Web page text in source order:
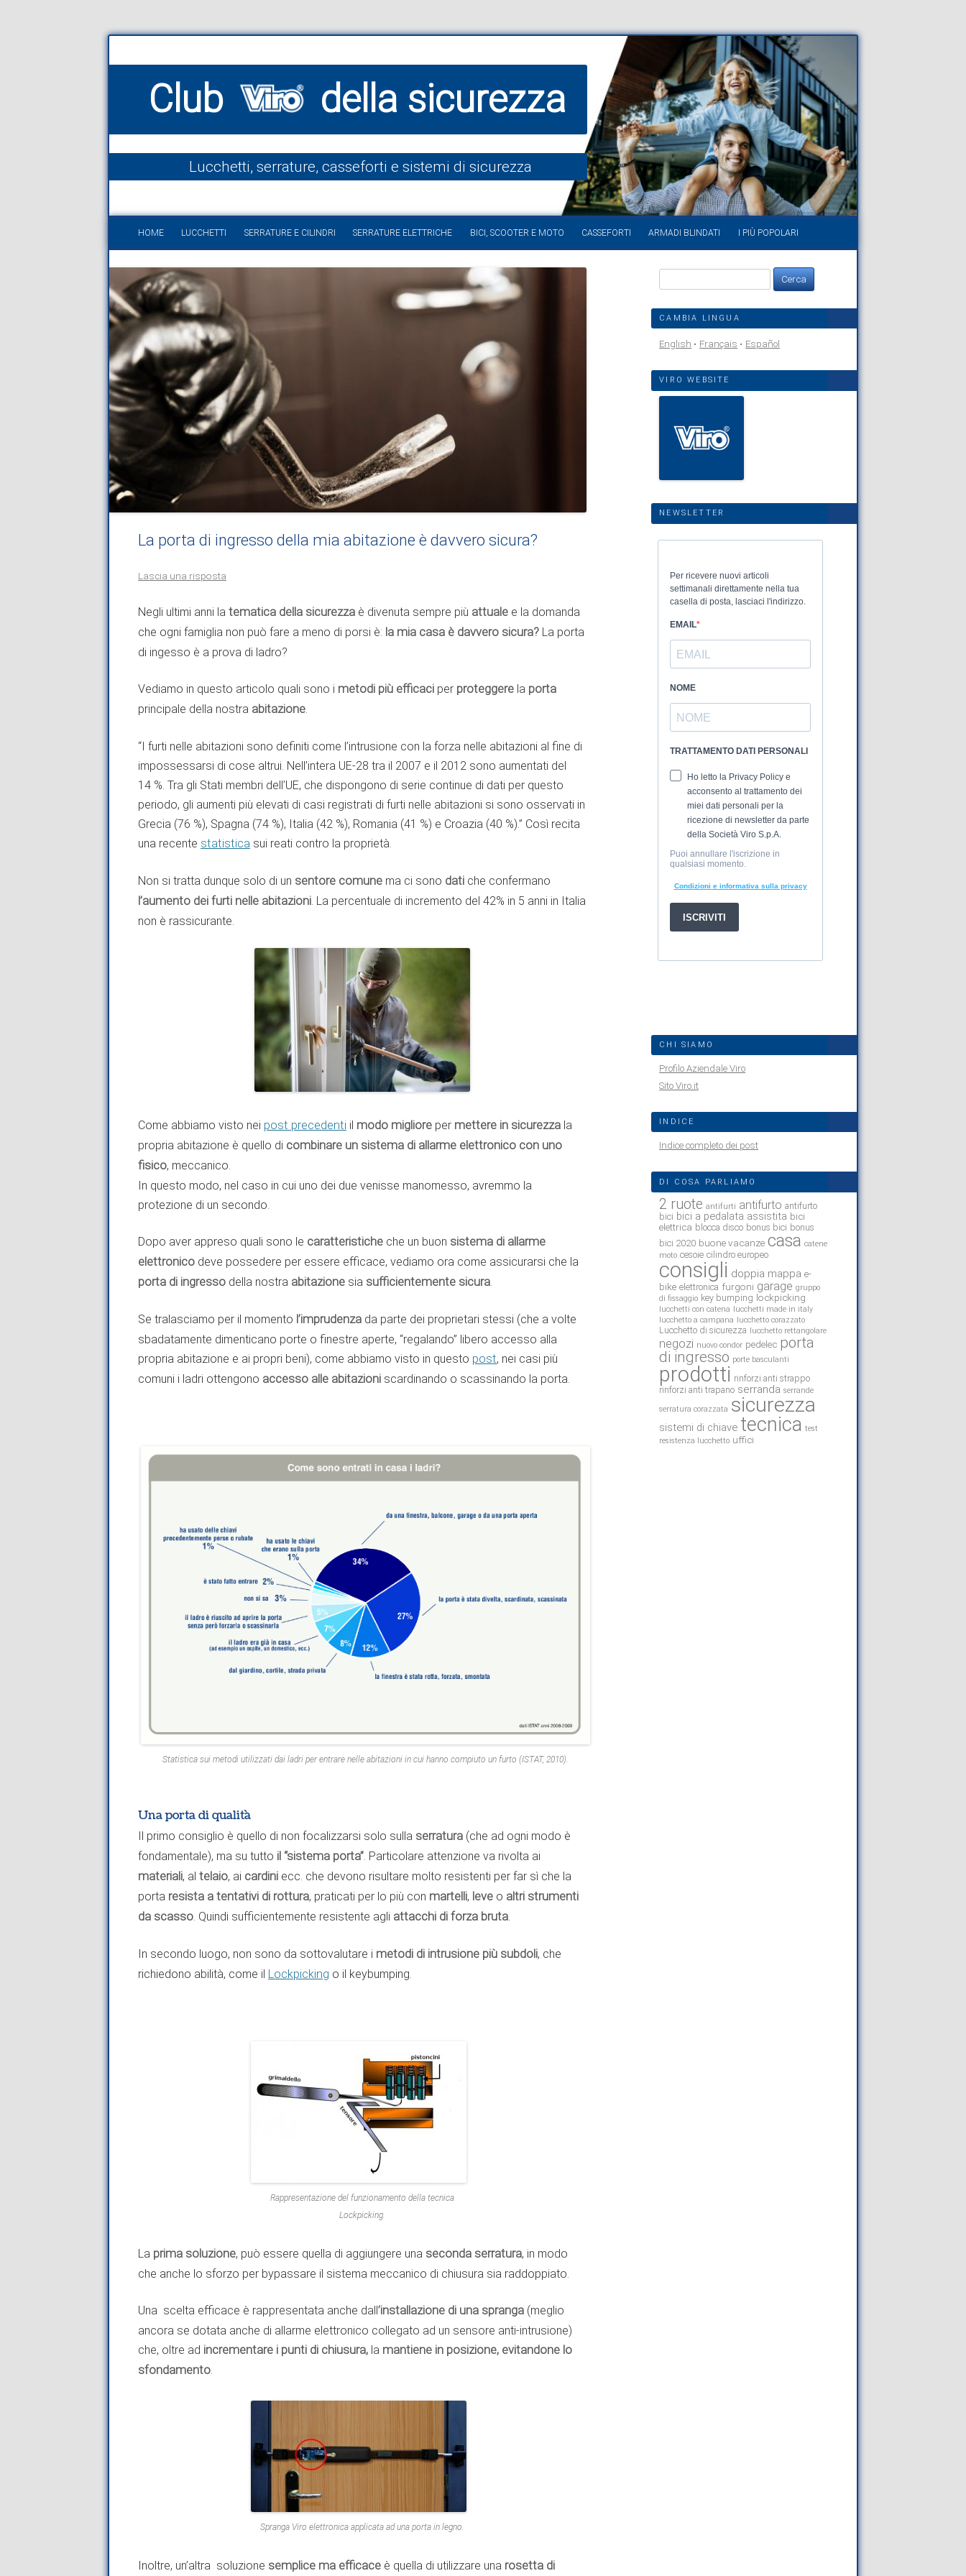
Club della sicurezza
Lucchetti, serrature, casseforti e sistemi di sicurezza
HOME LUCCHETTI SERRATURE E CILINDRI SERRATURE ELETTRICHE BICI, SCOOTER E MOTO CASSEFORTI ARMADI BLINDATI I PIÙ POPOLARI
La porta di ingresso della mia abitazione è davvero sicura?
Lascia una risposta
Negli ultimi anni la tematica della sicurezza è divenuta sempre più attuale e la domanda
che ogni famiglia non può fare a meno di porsi è: la mia casa è davvero sicura? La porta
di ingesso è a prova di ladro?
Vediamo in questo articolo quali sono i metodi più efficaci per proteggere la porta
principale della nostra abitazione.
“I furti nelle abitazioni sono definiti come l’intrusione con la forza nelle abitazioni al fine di
impossessarsi di cose altrui. Nell’intera UE-28 tra il 2007 e il 2012 sono aumentati del
14 %. Tra gli Stati membri dell’UE, che dispongono di serie continue di dati per questo
periodo, gli aumenti più elevati di casi registrati di furti nelle abitazioni si sono osservati in
Grecia (76 %), Spagna (74 %), Italia (42 %), Romania (41 %) e Croazia (40 %).” Così recita
una recente statistica sui reati contro la proprietà.
Non si tratta dunque solo di un sentore comune ma ci sono dati che confermano
l’aumento dei furti nelle abitazioni. La percentuale di incremento del 42% in 5 anni in Italia
non è rassicurante.
Come abbiamo visto nei post precedenti il modo migliore per mettere in sicurezza la
propria abitazione è quello di combinare un sistema di allarme elettronico con uno
fisico, meccanico.
In questo modo, nel caso in cui uno dei due venisse manomesso, avremmo la
protezione di un secondo.
Dopo aver appreso quali sono le caratteristiche che un buon sistema di allarme
elettronico deve possedere per essere efficace, vediamo ora come assicurarsi che la
porta di ingresso della nostra abitazione sia sufficientemente sicura.
Se tralasciamo per il momento l’imprudenza da parte dei proprietari stessi (che a volte
sbadatamente dimenticano porte o finestre aperte, “regalando” libero accesso alla
propria abitazione e ai propri beni), come abbiamo visto in questo post, nei casi più
comuni i ladri ottengono accesso alle abitazioni scardinando o scassinando la porta.
Statistica sui metodi utilizzati dai ladri per entrare nelle abitazioni in cui hanno compiuto un furto (ISTAT, 2010).
Una porta di qualità
Il primo consiglio è quello di non focalizzarsi solo sulla serratura (che ad ogni modo è
fondamentale), ma su tutto il “sistema porta”. Particolare attenzione va rivolta ai
materiali, al telaio, ai cardini ecc. che devono risultare molto resistenti per far sì che la
porta resista a tentativi di rottura, praticati per lo più con martelli, leve o altri strumenti
da scasso. Quindi sufficientemente resistente agli attacchi di forza bruta.
In secondo luogo, non sono da sottovalutare i metodi di intrusione più subdoli, che
richiedono abilità, come il Lockpicking o il keybumping.
Rappresentazione del funzionamento della tecnica
Lockpicking.
La prima soluzione, può essere quella di aggiungere una seconda serratura, in modo
che anche lo sforzo per bypassare il sistema meccanico di chiusura sia raddoppiato.
Una scelta efficace è rappresentata anche dall’installazione di una spranga (meglio
ancora se dotata anche di allarme elettronico collegato ad un sensore anti-intrusione)
che, oltre ad incrementare i punti di chiusura, la mantiene in posizione, evitandone lo
sfondamento.
Spranga Viro elettronica applicata ad una porta in legno.
Inoltre, un’altra soluzione semplice ma efficace è quella di utilizzare una rosetta di
per:
CAMBIA LINGUA
English Français Español
VIRO WEBSITE
NEWSLETTER
CHI SIAMO
Profilo Aziendale Viro
Sito Viro.it
INDICE
Indice completo dei post
DI COSA PARLIAMO
2 ruote antifurti antifurto antifurto
bici bici a pedalata assistita bici
elettrica blocca disco bonus bici bonus
bici 2020 buone vacanze casa catene
moto cesoie cilindro europeo
consigli doppia mappa e-
bike elettronica furgoni garage gruppo
di fissaggio key bumping lockpicking
lucchetti con catena lucchetti made in italy
lucchetto a campana lucchetto corazzato
Lucchetto di sicurezza lucchetto rettangolare
negozi nuovo condor pedelec porta
di ingresso porte basculanti
prodotti rinforzi anti strappo
rinforzi anti trapano serranda serrande
serratura corazzata sicurezza
sistemi di chiave tecnica test
resistenza lucchetto uffici